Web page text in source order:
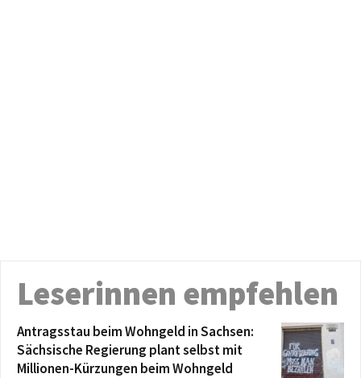
Leserinnen empfehlen
Antragsstau beim Wohngeld in Sachsen:
Sächsische Regierung plant selbst mit
Millionen-Kürzungen beim Wohngeld